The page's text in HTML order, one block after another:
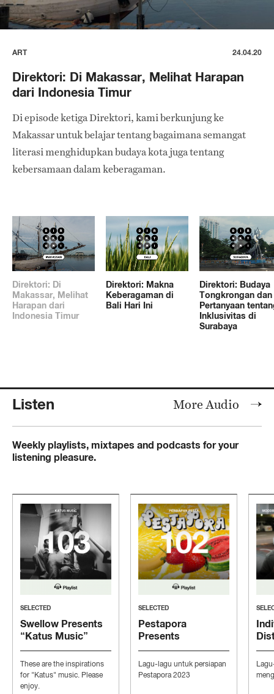
ART 24.04.20
Direktori: Di Makassar, Melihat Harapan
dari Indonesia Timur
Di episode ketiga Direktori, kami berkunjung ke
Makassar untuk belajar tentang bagaimana semangat
literasi menghidupkan budaya kota juga tentang
kebersamaan dalam keberagaman.
Direktori: Di
Makassar, Melihat
Harapan dari
Indonesia Timur
Direktori: Makna
Keberagaman di
Bali Hari Ini
Direktori: Budaya
Tongkrongan dan
Pertanyaan
Inklusivitas di
Surabaya
Listen More Audio
Weekly playlists, mixtapes and podcasts for your
listening pleasure.
SELECTED
Swellow Presents
“Katus Music”
These are the inspirations
for "Katus" music. Please
enjoy.
SELECTED
Pestapora
Presents
“Persiapan Pesta”
Lagu-lagu untuk persiapan
Pestapora 2023